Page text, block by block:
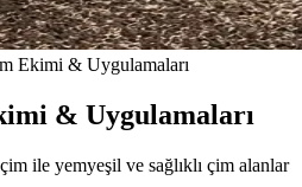
Ekimi & Uygulamaları
& Uygulamaları
ile yemyeşil ve sağlıklı çim alanlar